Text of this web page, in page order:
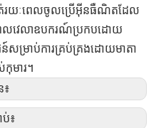
ត់រយៈពេលចូលប្រើអ៊ីនធឺណិតដែល
េលវេលាឧបករណ៍ប្រកបដោយ
ម្រាប់ការគ្រប់គ្រងដោយមាតា
មារ។
៖
ប់៖